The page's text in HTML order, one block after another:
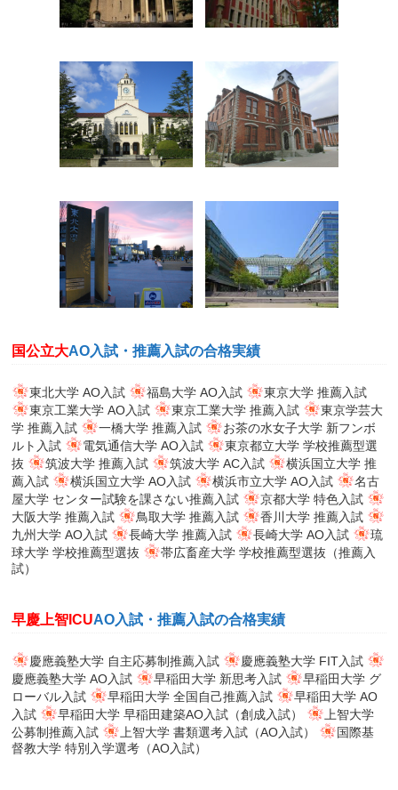
国公立大AO入試・推薦入試の合格実績
東北大学 AO入試 福島大学 AO入試
東京大学 推薦入試
東京工業大学 AO入試
東京工業大学 推薦入試
東京学芸大
学 推薦入試
一橋大学 推薦入試
お茶の水女子大学 新フンボ
ルト入試
電気通信大学 AO入試
東京都立大学 学校推薦型選
抜
筑波大学 推薦入試 筑波大学 AC入試
横浜国立大学 推
薦入試
横浜国立大学 AO入試 横浜市立大学 AO入試
名古
屋大学 センター試験を課さない推薦入試
京都大学 特色入試
大阪大学 推薦入試
鳥取大学 推薦入試
香川大学 推薦入試
九州大学 AO入試
長崎大学 推薦入試 長崎大学 AO入試
琉
球大学 学校推薦型選抜
帯広畜産大学 学校推薦型選抜（推薦入
試）
早慶上智ICUAO入試・推薦入試の合格実績
慶應義塾大学 自主応募制推薦入試
慶應義塾大学 FIT入試
慶應義塾大学 AO入試
早稲田大学 新思考入試
早稲田大学 グ
ローバル入試
早稲田大学 全国自己推薦入試
早稲田大学 AO
入試
早稲田大学 早稲田建築AO入試（創成入試）
上智大学
公募制推薦入試
上智大学 書類選考入試（AO入試）
国際基
督教大学 特別入学選考（AO入試）